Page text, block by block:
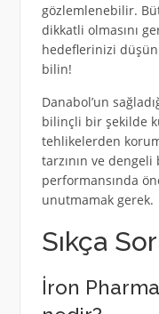
gözlemlenebilir.
dikkatli olmasını
hedeflerinizi
bilin!
Danabol’un
bilinçli bir şekilde
tehlikelerden
tarzının ve
performansında
unutmamak gerek.
Sıkça
İron